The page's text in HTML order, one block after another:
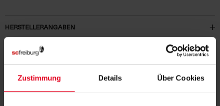
Zustimmung Details Über Cookies
HERSTELLERANGABEN
KUNDENBEWERTUNGEN (1)
Artikelnummer: